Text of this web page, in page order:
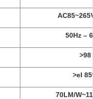
50Hz –
>98
>el
70LM/